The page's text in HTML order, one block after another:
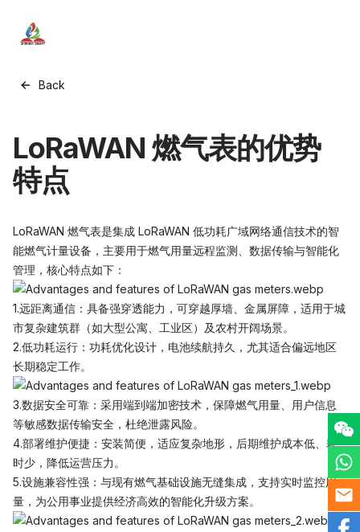
Back
LoRaWAN 燃气表的优势
特点
LoRaWAN 燃气表是集成 LoRaWAN 低功耗广域网络通信技术的智
能燃气计量设备，主要用于燃气用量远程监测、数据传输与智能化
管理，核心特点如下：
1.远距离通信：具备强穿透能力，可穿越厚墙、金属屏障，适用于城
市复杂建筑群（如大型公寓、工业区）及农村开阔场景。
2.低功耗运行：功耗优化设计，电池续航持久，尤其适合偏远地区
长期稳定工作。
3.数据安全可靠：采用端到端加密技术，保障燃气用量、用户信息
等敏感数据传输安全，杜绝泄露风险。
4.部署维护便捷：安装简便，适应复杂地形，后期维护成本低、耗
时少，降低运营压力。
5.设施兼容性强：与现有燃气基础设施无缝集成，支持实时监控用
量，为公用事业提供经济高效的智能化升级方案。